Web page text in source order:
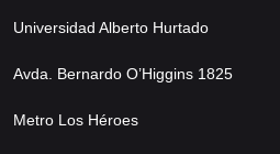
Universidad Alberto Hurtado
Avda. Bernardo O’Higgins 1825
Metro Los Héroes